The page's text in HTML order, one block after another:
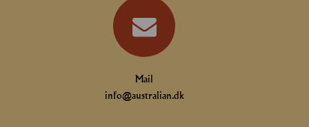
Mail
info@australian.dk